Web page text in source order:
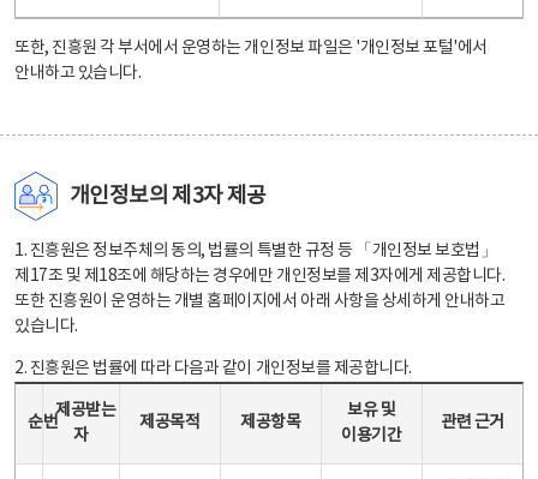
또한, 진흥원 각 부서에서 운영하는 개인정보 파일은 '개인정보 포털'에서
안내하고 있습니다.
개인정보의 제3자 제공
1. 진흥원은 정보주체의 동의, 법률의 특별한 규정 등 「개인정보 보호법」
제17조 및 제18조에 해당하는 경우에만 개인정보를 제3자에게 제공합니다.
또한 진흥원이 운영하는 개별 홈페이지에서 아래 사항을 상세하게 안내하고
있습니다.
2. 진흥원은 법률에 따라 다음과 같이 개인정보를 제공합니다.
순번
제공받는
자
제공목적 제공항목
보유 및
이용기간
관련 근거